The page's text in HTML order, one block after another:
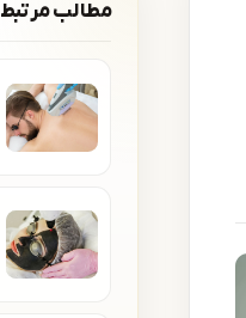
مطالب مرتبط